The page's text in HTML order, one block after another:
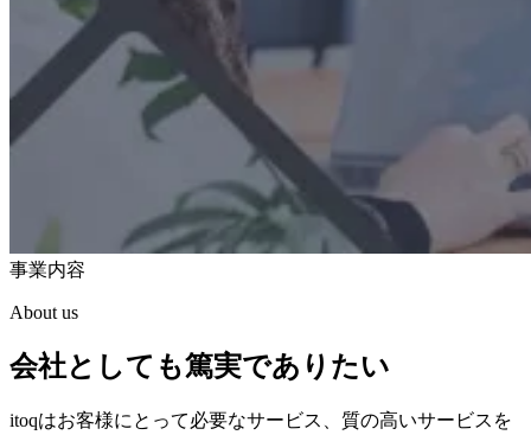
事業内容
About us
会社としても篤実でありたい
itoqはお客様にとって必要なサービス、質の高いサービスを